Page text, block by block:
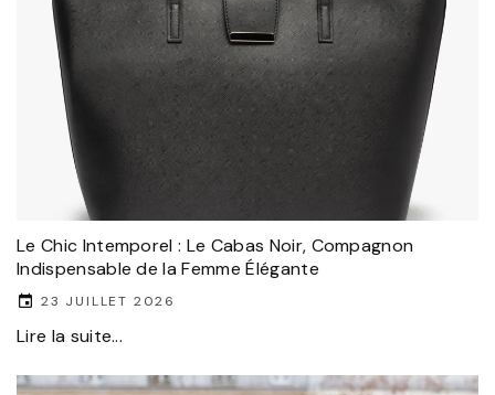
Le Chic Intemporel : Le Cabas Noir, Compagnon
Indispensable de la Femme Élégante
23 JUILLET 2026
Lire la suite...